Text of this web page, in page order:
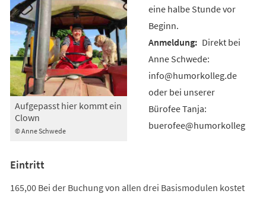
© Anne Schwede
Aufgepasst hier kommt ein
Clown
eine halbe Stunde vor
Beginn.
Direkt bei
Anne Schwede:
info@humorkolleg.de
oder bei unserer
Bürofee Tanja:
buerofee@humorkolleg
Eintritt
165,00 Bei der Buchung von allen drei Basismodulen kostet